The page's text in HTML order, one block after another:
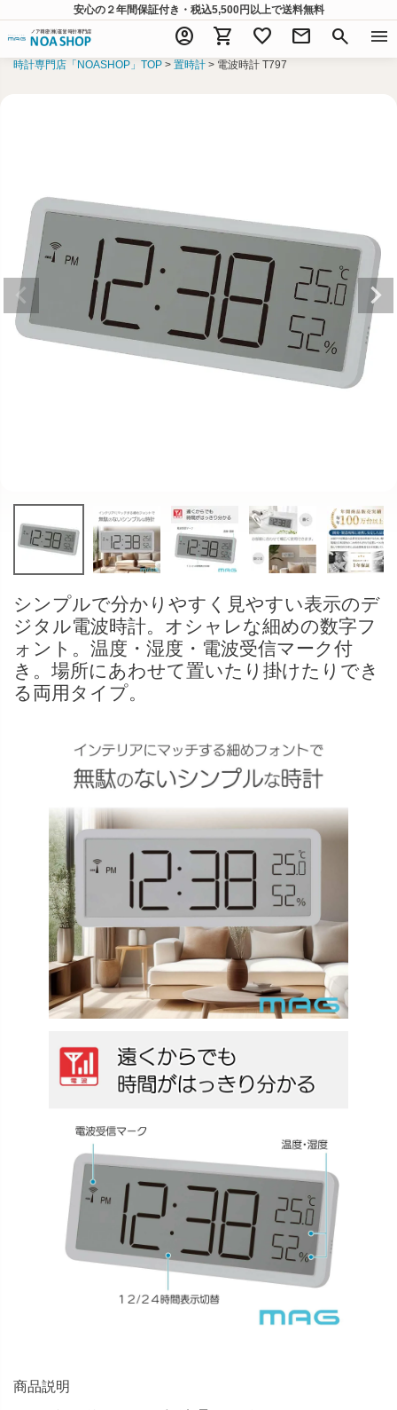
安心の２年間保証付き・税込5,500円以上で送料無料
account_circle shopping_cart favorite mail search menu
時計専門店「NOASHOP」TOP 置時計 電波時計 T797
シンプルで分かりやすく見やすい表示のデ
ジタル電波時計。オシャレな細めの数字フ
ォント。温度・湿度・電波受信マーク付
き。場所にあわせて置いたり掛けたりでき
る両用タイプ。
商品説明